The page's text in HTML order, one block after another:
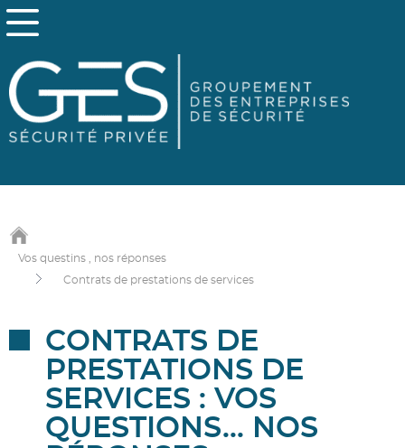
Vos questins , nos réponses
Contrats de prestations de services
CONTRATS DE
PRESTATIONS DE
SERVICES : VOS
QUESTIONS... NOS